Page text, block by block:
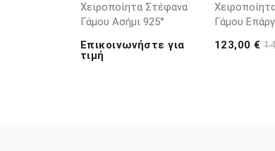
Χειροποίητα Στέφανα
Γάμου Ασήμι 925°
Επικοινωνήστε για
τιμή
Γάμου
123,00 €